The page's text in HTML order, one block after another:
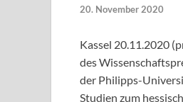
20. November 2020
Kassel 20.11.2020
des
der Philipps-
Studien zum